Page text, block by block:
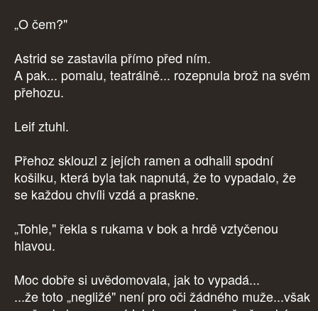
„O čem?"
Astrid se zastavila přímo před ním.
A pak... pomalu, teatrálně... rozepnula brož na svém
přehozu.
Leif ztuhl.
Přehoz sklouzl z jejích ramen a odhalil spodní
košilku, která byla tak napnutá, že to vypadalo, že
se každou chvíli vzdá a praskne.
„Tohle," řekla s rukama v bok a hrdě vztyčenou
hlavou.
Moc dobře si uvědomovala, jak to vypadá...
...že toto „negližé" není pro oči žádného muže...však